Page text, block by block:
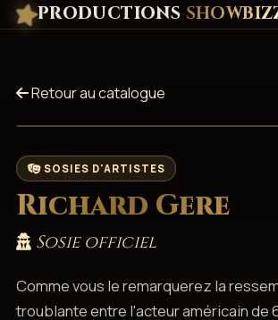
PRODUCTIONS
Retour au catalogue
SOSIES D'ARTISTES
Richard Gere
Sosie officiel
Comme vous le remarquerez la
troublante entre l'acteur américain de